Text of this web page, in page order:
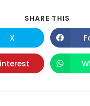
SHARE THIS
Opens
in
a
new
window
X
Opens
in